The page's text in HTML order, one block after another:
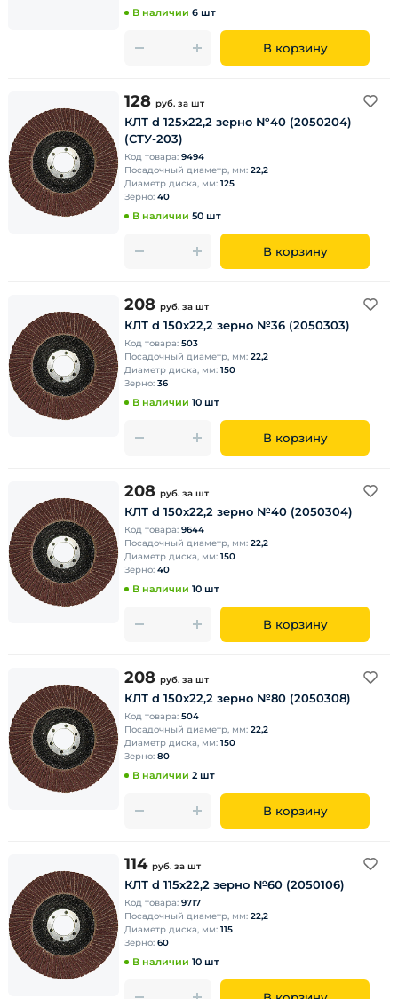
В наличии 6 шт
В корзину
128 руб. за шт
КЛТ d 125х22,2 зерно №40 (2050204)
(СТУ-203)
Код товара: 9494
Посадочный диаметр, мм: 22,2
Диаметр диска, мм: 125
Зерно: 40
В наличии 50 шт
В корзину
208 руб. за шт
КЛТ d 150х22,2 зерно №36 (2050303)
Код товара: 503
Посадочный диаметр, мм: 22,2
Диаметр диска, мм: 150
Зерно: 36
В наличии 10 шт
В корзину
208 руб. за шт
КЛТ d 150х22,2 зерно №40 (2050304)
Код товара: 9644
Посадочный диаметр, мм: 22,2
Диаметр диска, мм: 150
Зерно: 40
В наличии 10 шт
В корзину
208 руб. за шт
КЛТ d 150х22,2 зерно №80 (2050308)
Код товара: 504
Посадочный диаметр, мм: 22,2
Диаметр диска, мм: 150
Зерно: 80
В наличии 2 шт
В корзину
114 руб. за шт
КЛТ d 115х22,2 зерно №60 (2050106)
Код товара: 9717
Посадочный диаметр, мм: 22,2
Диаметр диска, мм: 115
Зерно: 60
В наличии 10 шт